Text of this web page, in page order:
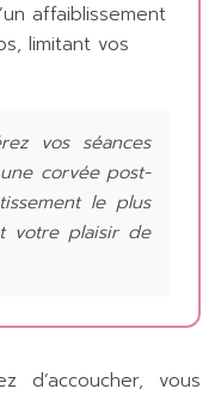
affaiblissement
limitant vos
vos séances
corvée post-
le plus
votre plaisir de
d’accoucher, vous